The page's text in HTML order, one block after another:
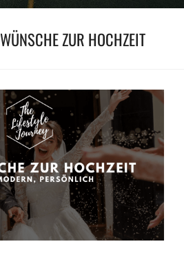
WÜNSCHE ZUR HOCHZEIT